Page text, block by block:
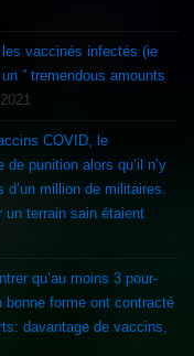
vaccinés infectés (ie
” tremendous amounts
COVID, le
punition alors qu’il n’y
million de militaires.
terrain sain étaient
qu’au moins 3 pour-
forme ont contracté
davantage de vaccins,